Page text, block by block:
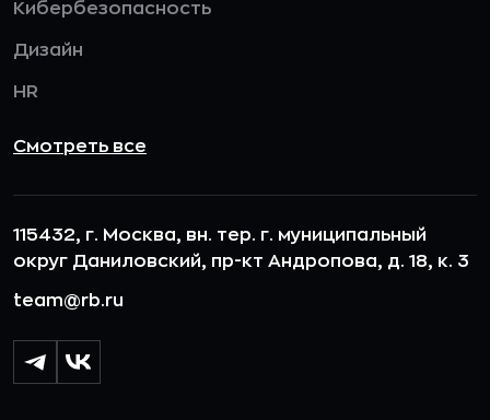
Кибербезопасность
Дизайн
HR
Смотреть все
115432, г. Москва, вн. тер. г. муниципальный
округ Даниловский, пр-кт Андропова, д. 18, к. 3
team@rb.ru